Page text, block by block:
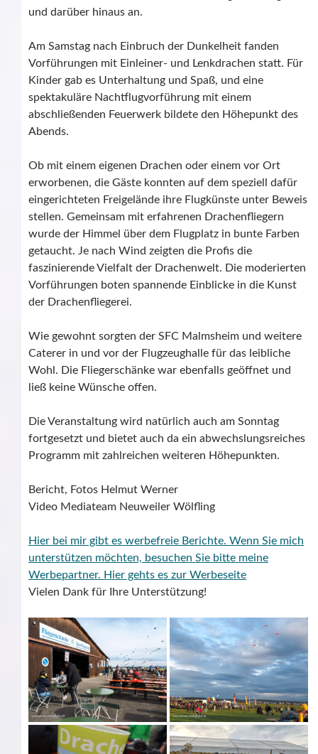
und darüber hinaus an.
Am Samstag nach Einbruch der Dunkelheit fanden
Vorführungen mit Einleiner- und Lenkdrachen statt. Für
Kinder gab es Unterhaltung und Spaß, und eine
spektakuläre Nachtflugvorführung mit einem
abschließenden Feuerwerk bildete den Höhepunkt des
Abends.
Ob mit einem eigenen Drachen oder einem vor Ort
erworbenen, die Gäste konnten auf dem speziell dafür
eingerichteten Freigelände ihre Flugkünste unter Beweis
stellen. Gemeinsam mit erfahrenen Drachenfliegern
wurde der Himmel über dem Flugplatz in bunte Farben
getaucht. Je nach Wind zeigten die Profis die
faszinierende Vielfalt der Drachenwelt. Die moderierten
Vorführungen boten spannende Einblicke in die Kunst
der Drachenfliegerei.
Wie gewohnt sorgten der SFC Malmsheim und weitere
Caterer in und vor der Flugzeughalle für das leibliche
Wohl. Die Fliegerschänke war ebenfalls geöffnet und
ließ keine Wünsche offen.
Die Veranstaltung wird natürlich auch am Sonntag
fortgesetzt und bietet auch da ein abwechslungsreiches
Programm mit zahlreichen weiteren Höhepunkten.
Bericht, Fotos Helmut Werner
Video Mediateam Neuweiler Wölfling
Hier bei mir gibt es werbefreie Berichte. Wenn Sie mich
unterstützen möchten, besuchen Sie bitte meine
Werbepartner. Hier gehts es zur Werbeseite
Vielen Dank für Ihre Unterstützung!